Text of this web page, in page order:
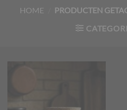
HOME
PRODUCTEN